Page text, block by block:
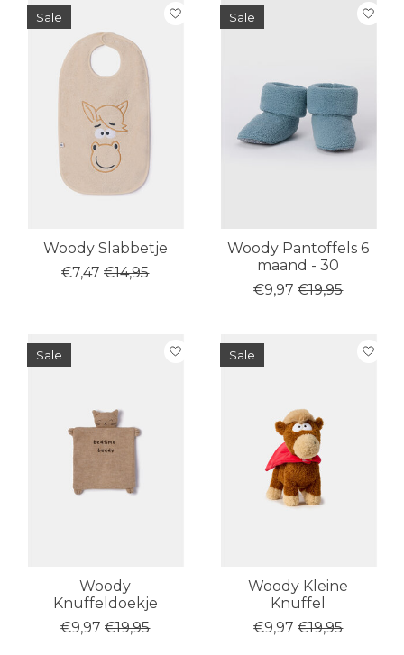
Sale
Woody Slabbetje
€7,47 €14,95
Sale
Woody Pantoffels 6
maand - 30
€9,97 €19,95
Sale
Woody
Knuffeldoekje
€9,97 €19,95
Sale
Woody Kleine
Knuffel
€9,97 €19,95